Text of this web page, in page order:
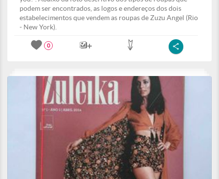
podem ser encontrados, as logos e endereços dos dois
estabelecimentos que vendem as roupas de Zuzu Angel (Rio
- New York).
0